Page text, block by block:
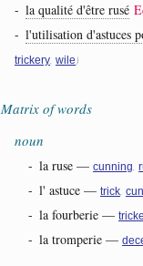
- la qualité d'être rusé
- l'utilisation d'astuces
trickery, wile)
Matrix of words
noun
- la ruse — cunning,
- l' astuce — trick,
- la fourberie —
- la tromperie —